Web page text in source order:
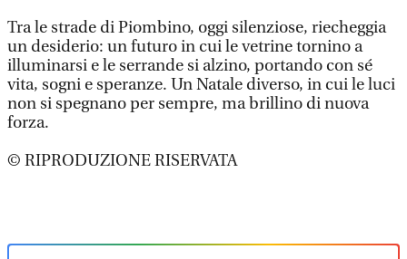
Tra le strade di Piombino, oggi silenziose, riecheggia
un desiderio: un futuro in cui le vetrine tornino a
illuminarsi e le serrande si alzino, portando con sé
vita, sogni e speranze. Un Natale diverso, in cui le luci
non si spegnano per sempre, ma brillino di nuova
forza.
© RIPRODUZIONE RISERVATA